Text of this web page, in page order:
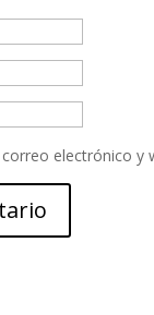
electrónico y